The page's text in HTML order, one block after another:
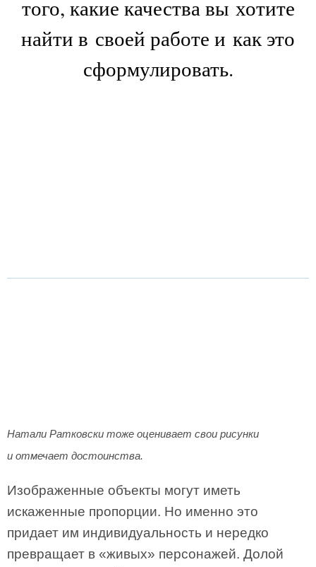
того, какие качества вы хотите
найти в своей работе и как это
сформулировать.
Натали Ратковски тоже оценивает свои рисунки
и отмечает достоинства.
Изображенные объекты могут иметь
искаженные пропорции. Но именно это
придает им индивидуальность и нередко
превращает в «живых» персонажей. Долой